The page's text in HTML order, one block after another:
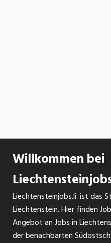
Willkommen bei
Liechtensteinjobs.li. ist das
Liechtenstein. Hier finden
Angebot an Jobs in
der benachbarten